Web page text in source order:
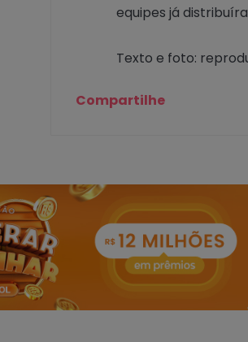
equipes já
Texto e foto:
Compartilhe